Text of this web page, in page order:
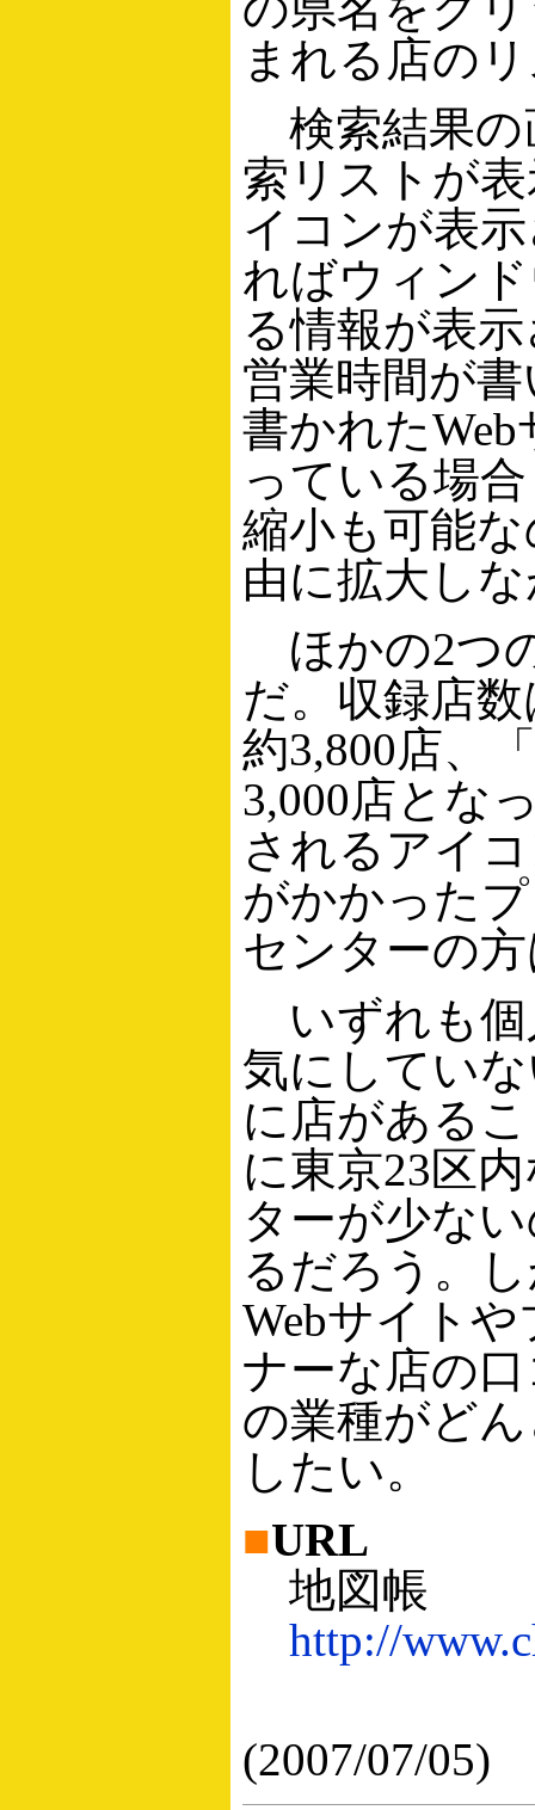
まれる店の
検索結果の
索リストが
イコンが表
ればウィン
る情報が表
営業時間が
書かれた
っている場
縮小も可能
由に拡大し
ほかの2つ
だ。収録店
約3,800店、
3,000店とな
されるアイ
がかかった
センターの
いずれも個
気にしてい
に店がある
に東京23区
ターが少な
るだろう。
Webサイト
ナーな店の
の業種がど
したい。
■URL
地図帳
http://
(2007/07/05)